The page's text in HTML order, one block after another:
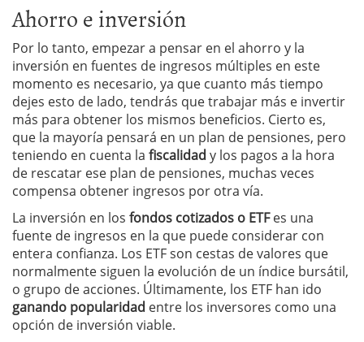
Ahorro e inversión
Por lo tanto, empezar a pensar en el ahorro y la
inversión en fuentes de ingresos múltiples en este
momento es necesario, ya que cuanto más tiempo
dejes esto de lado, tendrás que trabajar más e invertir
más para obtener los mismos beneficios. Cierto es,
que la mayoría pensará en un plan de pensiones, pero
teniendo en cuenta la fiscalidad y los pagos a la hora
de rescatar ese plan de pensiones, muchas veces
compensa obtener ingresos por otra vía.
La inversión en los fondos cotizados o ETFes una
fuente de ingresos en la que puede considerar con
entera confianza. Los ETF son cestas de valores que
normalmente siguen la evolución de un índice bursátil,
o grupo de acciones. Últimamente, los ETF han ido
ganando popularidad entre los inversores como una
opción de inversión viable.